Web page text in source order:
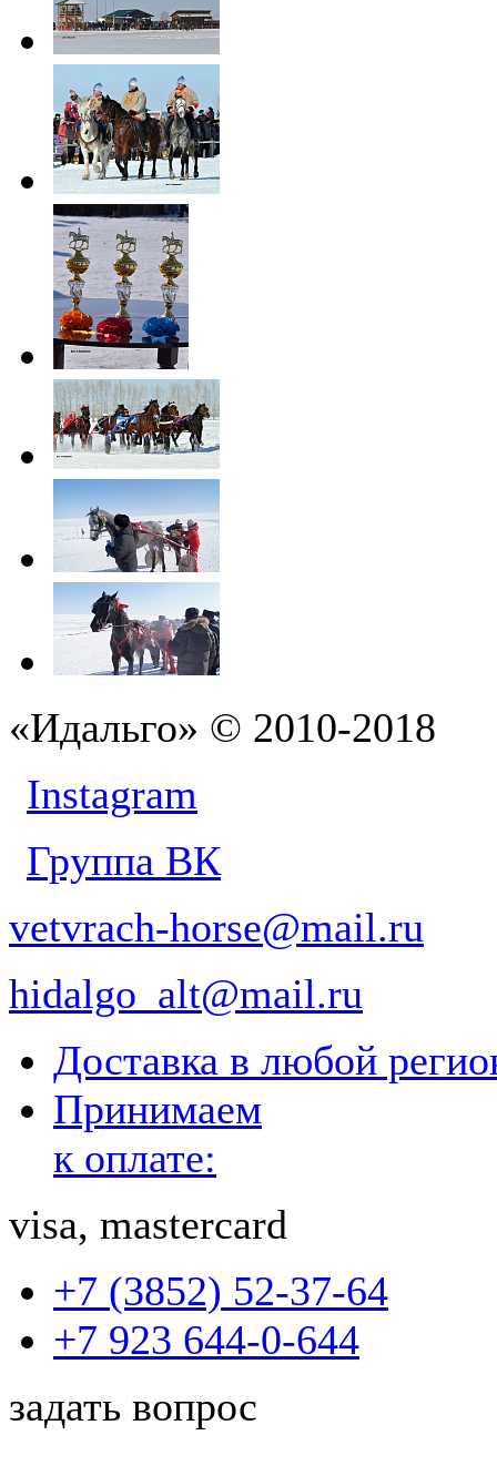
«Идальго» © 2010-2018
Instagram
Группа ВК
vetvrach-horse@mail.ru
hidalgo_alt@mail.ru
Доставка в любой
Принимаем
к оплате:
visa, mastercard
+7 (3852) 52-37-64
+7 923 644-0-644
задать вопрос